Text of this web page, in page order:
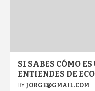
SI SABES CÓMO
ENTIENDES DE
BY JORGE@GMAIL.COM